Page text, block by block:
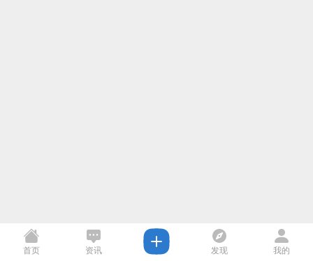
首页 资讯 发现 我的